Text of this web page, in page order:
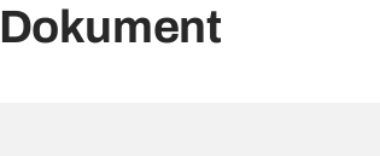
Dokument